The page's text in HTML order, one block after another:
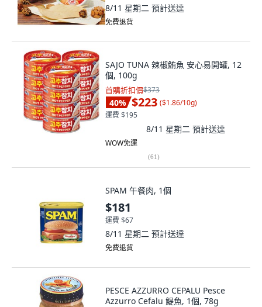
8/11 星期二 預計送達
免費退貨
SAJO TUNA 辣椒鮪魚 安心易開罐, 12
個, 100g
首購折扣價$373
40% $223 ($1.86/10g)
運費 $195
8/11 星期二 預計送達
WOW免運
(61)
SPAM 午餐肉, 1個
$181
運費 $67
8/11 星期二 預計送達
免費退貨
PESCE AZZURRO CEPALU Pesce
Azzurro Cefalu 鯷魚, 1個, 78g